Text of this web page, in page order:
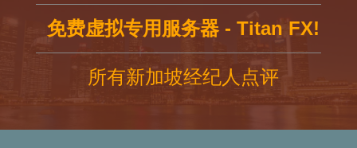
免费虚拟专用服务器 - Titan FX!
所有新加坡经纪人点评